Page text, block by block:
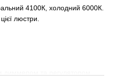
4100К, холодний 6000К.
люстри.